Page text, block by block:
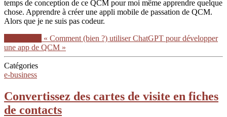
temps de conception de ce QCM pour moi même apprendre quelque
chose. Apprendre à créer une appli mobile de passation de QCM.
Alors que je ne suis pas codeur.
« Comment (bien ?) utiliser ChatGPT pour développer
une app de QCM »
Catégories
e-business
Convertissez des cartes de visite en fiches
de contacts